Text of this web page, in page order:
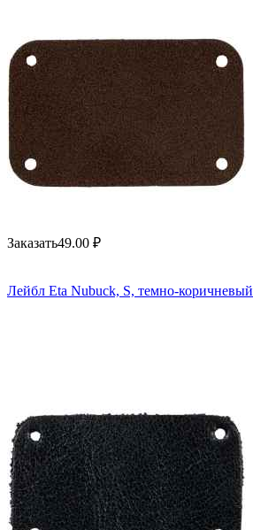
Заказать49.00 ₽
Лейбл Eta Nubuck, S, темно-коричневый